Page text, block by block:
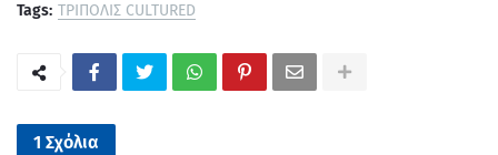
Tags: ΤΡΙΠΟΛΙΣ CULTURED
1 Σχόλια